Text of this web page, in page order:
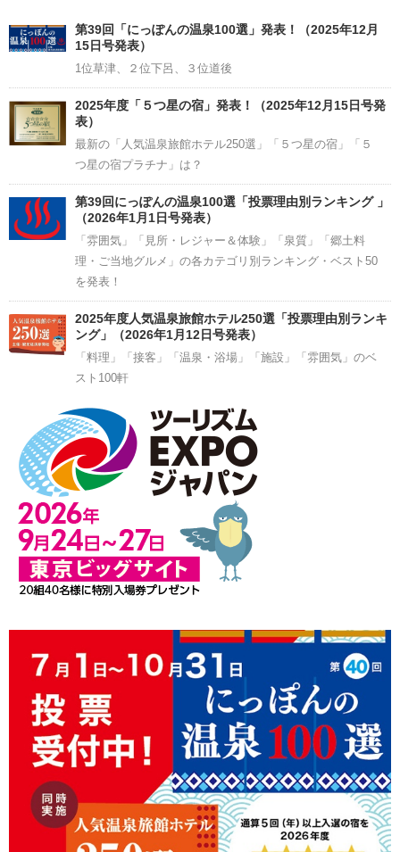
Channel
第39回「にっぽんの温泉100選」発表！（2025年12月
15日号発表）
1位草津、２位下呂、３位道後
2025年度「５つ星の宿」発表！（2025年12月15日号発
表）
最新の「人気温泉旅館ホテル250選」「５つ星の宿」「５
つ星の宿プラチナ」は？
第39回にっぽんの温泉100選「投票理由別ランキング 」
（2026年1月1日号発表）
「雰囲気」「見所・レジャー＆体験」「泉質」「郷土料
理・ご当地グルメ」の各カテゴリ別ランキング・ベスト50
を発表！
2025年度人気温泉旅館ホテル250選「投票理由別ランキ
ング」（2026年1月12日号発表）
「料理」「接客」「温泉・浴場」「施設」「雰囲気」のベ
スト100軒